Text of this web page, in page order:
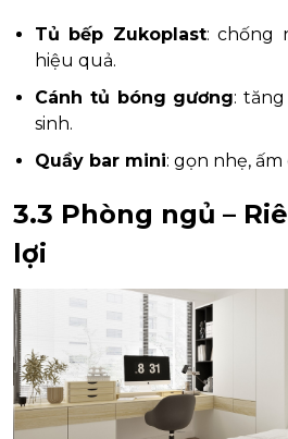
Tủ bếp Zukoplast: chống
hiệu quả.
Cánh tủ bóng gương:
sinh.
Quầy bar mini: gọn nhẹ,
3.3 Phòng ngủ –
lợi